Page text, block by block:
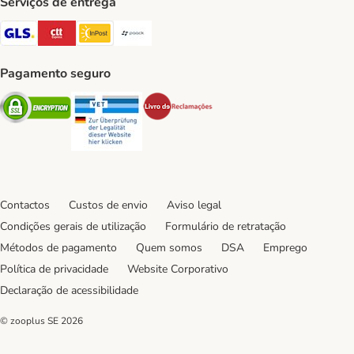
GLS Shipping Method
CTTExpress Shipping Method
InPost Shipping Method
Pagamento seguro
Security Security
Contactos Custos de envio
Aviso legal
Condições gerais de utilização
Formulário de retratação
Métodos de pagamento
Quem somos DSA
Emprego
Política de privacidade
Website Corporativo
Declaração de acessibilidade
© zooplus SE 2026